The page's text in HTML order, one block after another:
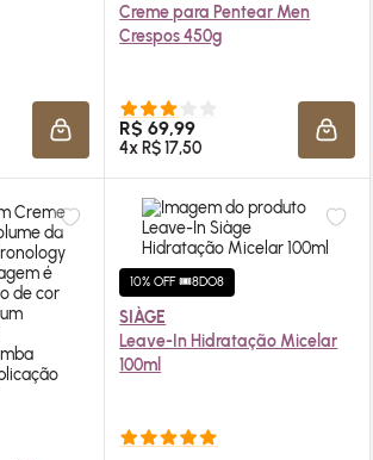
ADICIONAR À SACOLA
Creme para Pentear Men
Crespos 450g
R$ 69,99
4x R$ 17,50
10% OFF 🎟️8DO8
SIÀGE
Leave-In Hidratação Micelar
100ml